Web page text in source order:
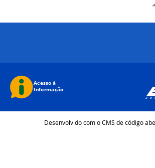
Desenvolvido com o CMS de código